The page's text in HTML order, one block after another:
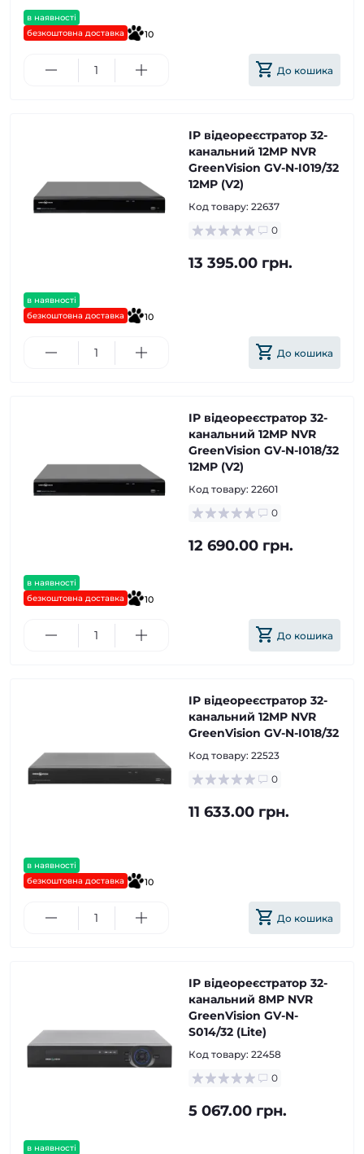
в наявності
безкоштовна доставка
10
До кошика
в наявності
безкоштовна доставка
10
IP відеореєстратор 32-
канальний 12MP NVR
GreenVision GV-N-I019/32
12MP (V2)
Код товару: 22637
0
13 395.00 грн.
До кошика
в наявності
безкоштовна доставка
10
IP відеореєстратор 32-
канальний 12MP NVR
GreenVision GV-N-I018/32
12MP (V2)
Код товару: 22601
0
12 690.00 грн.
До кошика
в наявності
безкоштовна доставка
10
IP відеореєстратор 32-
канальний 12MP NVR
GreenVision GV-N-I018/32
Код товару: 22523
0
11 633.00 грн.
До кошика
в наявності
IP відеореєстратор 32-
канальний 8MP NVR
GreenVision GV-N-
S014/32 (Lite)
Код товару: 22458
0
5 067.00 грн.